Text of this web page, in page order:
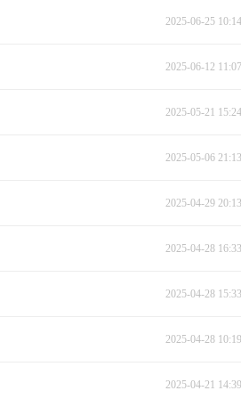
2025-06-25
2025-06-12
2025-05-21
2025-05-06
2025-04-29
2025-04-28
2025-04-28
2025-04-28
2025-04-21